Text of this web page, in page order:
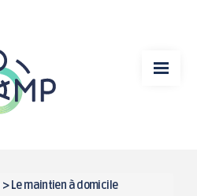
> Le maintien à domicile